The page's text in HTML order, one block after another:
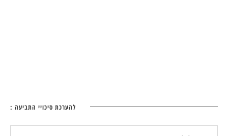
להערכת סיכויי התביעה :